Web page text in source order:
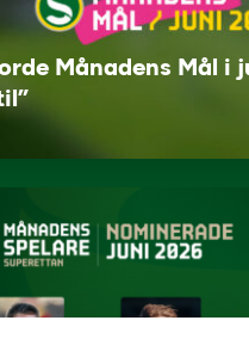
Månadens Mål i